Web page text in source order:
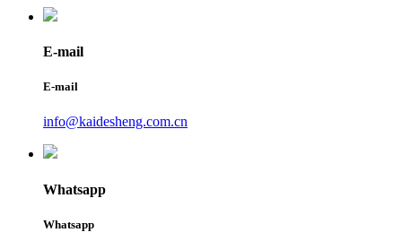
E-mail
E-mail
info@kaidesheng.com.cn
Whatsapp
Whatsapp